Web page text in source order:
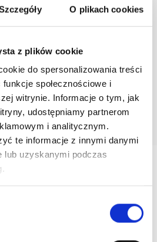
O plikach cookies
z plików cookie
do spersonalizowania treści
społecznościowe i
witrynie. Informacje o tym, jak
udostępniamy partnerom
i analitycznym.
te informacje z innymi danymi
lub uzyskanymi podczas
/ 640 / 620CR / 640CR / 963-10 / 963-
20S / /963/20SP / 684 / 686